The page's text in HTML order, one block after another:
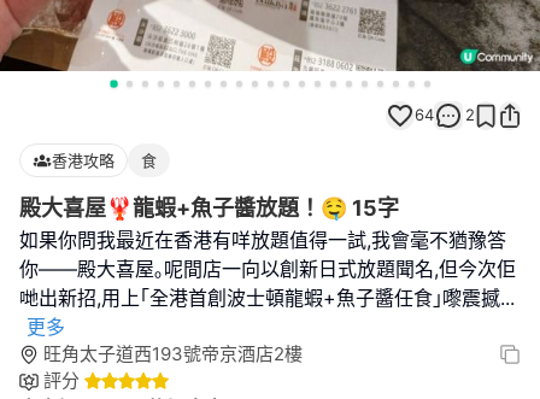
64 2
香港攻略 食
殿大喜屋🦞龍蝦+魚子醬放題！🤤 15字
如果你問我最近在香港有咩放題值得一試,我會毫不猶豫答
你——殿大喜屋｡呢間店一向以創新日式放題聞名,但今次佢
哋出新招,用上｢全港首創波士頓龍蝦+魚子醬任食｣嚟震撼...
更多
旺角太子道西193號帝京酒店2樓
評分